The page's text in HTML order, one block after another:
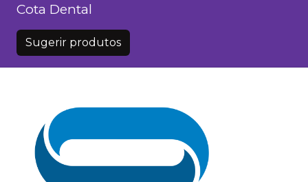
Cota Dental
Sugerir produtos